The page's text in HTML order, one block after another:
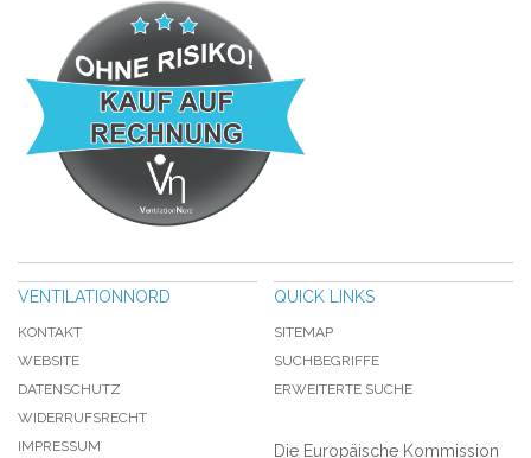
VENTILATIONNORD
KONTAKT
WEBSITE
DATENSCHUTZ
WIDERRUFSRECHT
IMPRESSUM
QUICK LINKS
SITEMAP
SUCHBEGRIFFE
ERWEITERTE SUCHE
Die Europäische Kommission